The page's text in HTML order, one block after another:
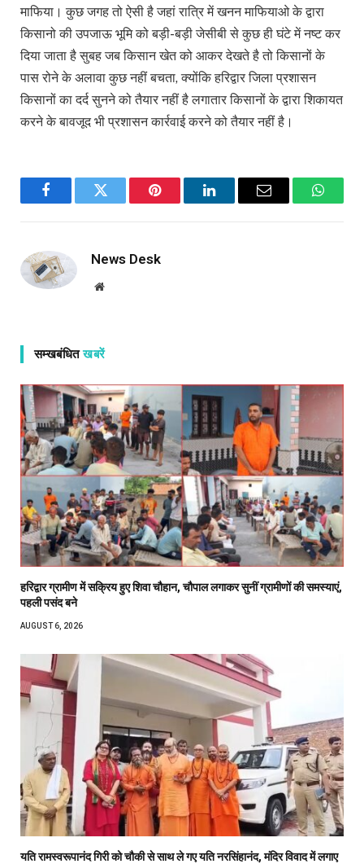
माफिया। कुछ जगह तो ऐसी है जहां रात्रि में खनन माफियाओ के द्वारा
किसानो की उपजाऊ भूमि को बड़ी-बड़ी जेसीबी से कुछ ही घंटे में नष्ट कर
दिया जाता है सुबह जब किसान खेत को आकर देखते है तो किसानों के
पास रोने के अलावा कुछ नहीं बचता, क्योंकि हरिद्वार जिला प्रशासन
किसानों का दर्द सुनने को तैयार नहीं है लगातार किसानों के द्वारा शिकायत
करने के बावजूद भी प्रशासन कार्रवाई करने को तैयार नहीं है।
FacebookTwitter Pinterest LinkedInEmail
News Desk
Website
सम्खबंधितखबरें
हरिद्वार ग्रामीण में सक्रिय हुए शिवा चौहान, चौपाल लगाकर सुनीं ग्रामीणों की समस्याएं,
पहली पसंद बने
AUGUST 6, 2026
यति रामस्वरूपानंद गिरी को चौकी से साथ ले गए यति नरसिंहानंद, मंदिर विवाद में लगाए